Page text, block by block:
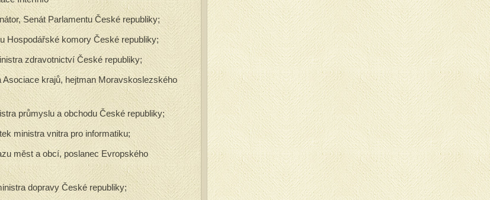
Senát Parlamentu České republiky;
Hospodářské komory České republiky;
zdravotnictví České republiky;
krajů, hejtman Moravskoslezského
průmyslu a obchodu České republiky;
ministra vnitra pro informatiku;
měst a obcí, poslanec Evropského
dopravy České republiky;